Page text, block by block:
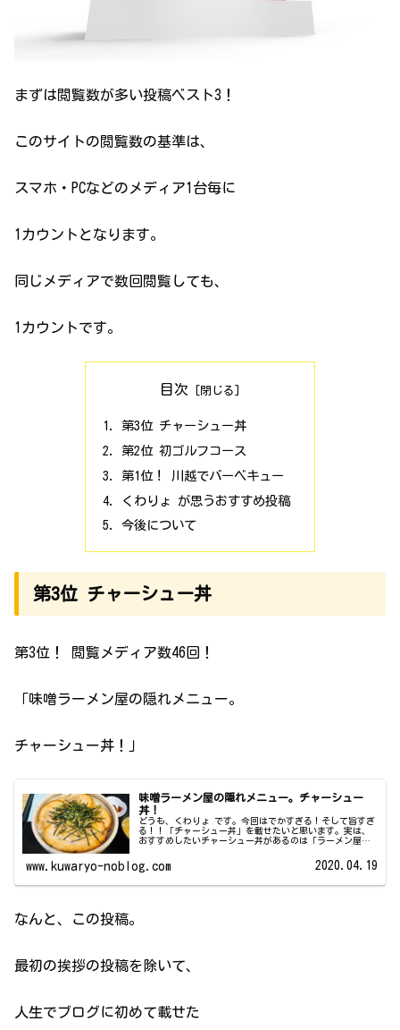
まずは閲覧数が多い投稿ベスト3！
このサイトの閲覧数の基準は、
スマホ・PCなどのメディア1台毎に
1カウントとなります。
同じメディアで数回閲覧しても、
1カウントです。
目次
第3位 チャーシュー丼
第2位 初ゴルフコース
第1位！ 川越でバーベキュー
くわりょ が思うおすすめ投稿
今後について
第3位 チャーシュー丼
第3位！ 閲覧メディア数46回！
「味噌ラーメン屋の隠れメニュー。
チャーシュー丼！」
味噌ラーメン屋の隠れメニュー。チャーシュー
丼！
どうも、くわりょ です。今回はでかすぎる！そして旨すぎ
る！！「チャーシュー丼」を載せたいと思います。実は、
おすすめしたいチャーシュー丼があるのは「ラーメン屋」
www.kuwaryo-noblog.com 2020.04.19
なんと、この投稿。
最初の挨拶の投稿を除いて、
人生でブログに初めて載せた